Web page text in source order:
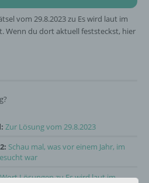
vom 29.8.2023 zu Es wird laut im
Wenn du dort aktuell feststeckst, hier
Zur Lösung vom 29.8.2023
Schau mal, was vor einem Jahr, im
war
Lösungen zu Es wird laut im